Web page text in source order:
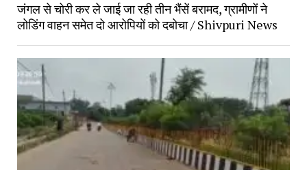
जंगल से चोरी कर ले जाई जा रही तीन भैंसें बरामद, ग्रामीणों ने
लोडिंग वाहन समेत दो आरोपियों को दबोचा / Shivpuri News